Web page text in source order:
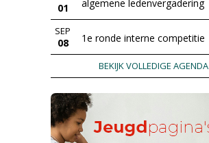
01 algemene ledenvergadering
SEP
08 1e ronde interne competitie
BEKIJK VOLLEDIGE AGENDA